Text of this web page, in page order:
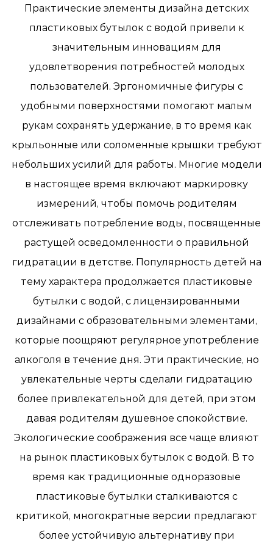
Практические элементы дизайна детских
пластиковых бутылок с водой привели к
значительным инновациям для
удовлетворения потребностей молодых
пользователей. Эргономичные фигуры с
удобными поверхностями помогают малым
рукам сохранять удержание, в то время как
крыльонные или соломенные крышки требуют
небольших усилий для работы. Многие модели
в настоящее время включают маркировку
измерений, чтобы помочь родителям
отслеживать потребление воды, посвященные
растущей осведомленности о правильной
гидратации в детстве. Популярность детей на
тему характера продолжается пластиковые
бутылки с водой, с лицензированными
дизайнами с образовательными элементами,
которые поощряют регулярное употребление
алкоголя в течение дня. Эти практические, но
увлекательные черты сделали гидратацию
более привлекательной для детей, при этом
давая родителям душевное спокойствие.
Экологические соображения все чаще влияют
на рынок пластиковых бутылок с водой. В то
время как традиционные одноразовые
пластиковые бутылки сталкиваются с
критикой, многократные версии предлагают
более устойчивую альтернативу при